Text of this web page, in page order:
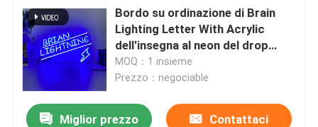
Bordo su ordinazione di Brain
Lighting Letter With Acrylic
dell'insegna al neon del drop
shipping
MOQ：1 insieme
Prezzo：negociable
Miglior prezzo Contattaci